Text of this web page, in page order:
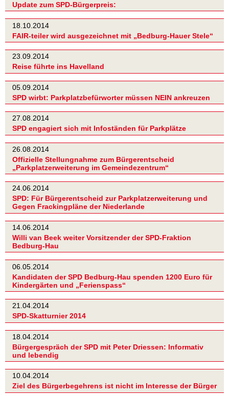
Update zum SPD-Bürgerpreis:
18.10.2014
FAIR-teiler wird ausgezeichnet mit „Bedburg-Hauer Stele“
23.09.2014
Reise führte ins Havelland
05.09.2014
SPD wirbt: Parkplatzbefürworter müssen NEIN ankreuzen
27.08.2014
SPD engagiert sich mit Infoständen für Parkplätze
26.08.2014
Offizielle Stellungnahme zum Bürgerentscheid
„Parkplatzerweiterung im Gemeindezentrum“
24.06.2014
SPD: Für Bürgerentscheid zur Parkplatzerweiterung und
Gegen Frackingpläne der Niederlande
14.06.2014
Willi van Beek weiter Vorsitzender der SPD-Fraktion
Bedburg-Hau
06.05.2014
Kandidaten der SPD Bedburg-Hau spenden 1200 Euro für
Kindergärten und „Ferienspass“
21.04.2014
SPD-Skatturnier 2014
18.04.2014
Bürgergespräch der SPD mit Peter Driessen: Informativ
und lebendig
10.04.2014
Ziel des Bürgerbegehrens ist nicht im Interesse der Bürger